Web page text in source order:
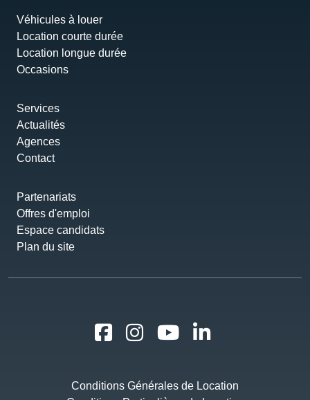
Véhicules à louer
Location courte durée
Location longue durée
Occasions
Services
Actualités
Agences
Contact
Partenariats
Offres d'emploi
Espace candidats
Plan du site
Conditions Générales de Location